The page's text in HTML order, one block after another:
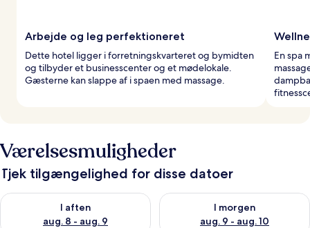
Arbejde og leg perfektioneret
Dette hotel ligger i forretningskvarteret og bymidten
og tilbyder et businesscenter og et mødelokale.
Gæsterne kan slappe af i spaen med massage.
En spa
Værelsesmuligheder
Tjek tilgængelighed for disse datoer
I aften
aug. 8 - aug. 9
Tjek tilgængelighed for i aften aug. 8 - aug. 9
I morgen
aug. 9 - aug. 10
Tjek tilgængelighed for i